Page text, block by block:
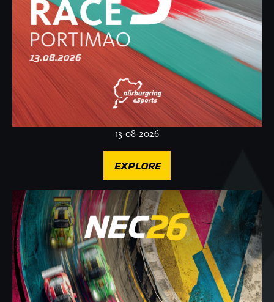
13-08-2026
EXPLORE